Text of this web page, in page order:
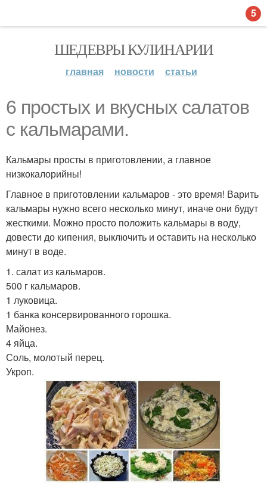
ШЕДЕВРЫ КУЛИНАРИИ
главная новости статьи
6 простых и вкусных салатов
с кальмарами.
Кальмары просты в приготовлении, а главное
низкокалорийны!
Главное в приготовлении кальмаров - это время! Варить
кальмары нужно всего несколько минут, иначе они будут
жесткими. Можно просто положить кальмары в воду,
довести до кипения, выключить и оставить на несколько
минут в воде.
1. салат из кальмаров.
500 г кальмаров.
1 луковица.
1 банка консервированного горошка.
Майонез.
4 яйца.
Соль, молотый перец.
Укроп.
5